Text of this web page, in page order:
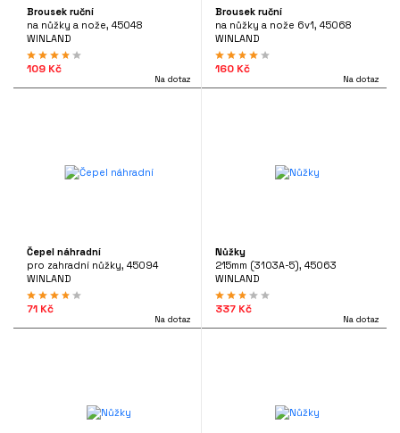
WINLAND
943 Kč
Brousek ruční
na nůžky a nože, 45048
WINLAND
109 Kč
Na dotaz
Brousek ruční
na nůžky a nože 6v1, 45068
WINLAND
160 Kč
Na dotaz
Čepel náhradní
pro zahradní nůžky, 45094
WINLAND
71 Kč
Na dotaz
Nůžky
215mm (3103A-5), 45063
WINLAND
337 Kč
Na dotaz